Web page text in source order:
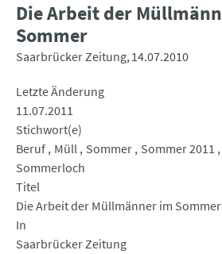
Die Arbeit der
Sommer
Saarbrücker Zeitung 14.07.2010
Letzte Änderung
11.07.2011
Stichwort(e)
Beruf Müll Sommer Sommer 2011
Sommerloch
Titel
Die Arbeit der Müllmänner im Sommer
In
Saarbrücker Zeitung